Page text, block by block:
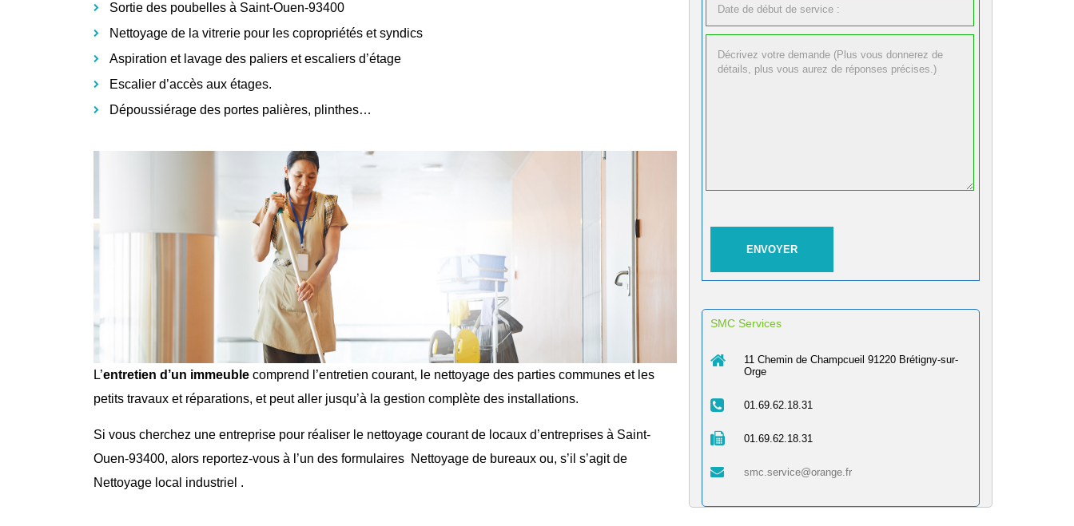
Sortie des poubelles à Saint-Ouen-93400
Nettoyage de la vitrerie pour les copropriétés et syndics
Aspiration et lavage des paliers et escaliers d’étage
Escalier d’accès aux étages.
Dépoussiérage des portes palières, plinthes…
L’entretien d’un immeuble comprend l’entretien courant, le nettoyage des parties communes et les
petits travaux et réparations, et peut aller jusqu’à la gestion complète des installations.
Si vous cherchez une entreprise pour réaliser le nettoyage courant de locaux d’entreprises à Saint-
Ouen-93400, alors reportez-vous à l’un des formulaires Nettoyage de bureaux ou, s’il s’agit de
Nettoyage local industriel .
SMC Services
11 Chemin de Champcueil 91220 Brétigny-sur-
Orge
01.69.62.18.31
01.69.62.18.31
smc.service@orange.fr